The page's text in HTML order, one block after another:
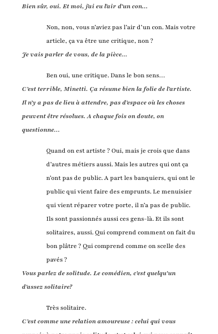
Bien sûr, oui. Et moi, j'ai eu l'air d'un con...
Non, non, vous n’aviez pas l’air d’un con. Mais votre
article, ça va être une critique, non ?
Je vais parler de vous, de la pièce...
Ben oui, une critique. Dans le bon sens…
C’est terrible, Minetti. Ça résume bien la folie de l’artiste.
Il n’y a pas de lieu à attendre, pas d’espace où les choses
peuvent être résolues. A chaque fois on doute, on
questionne…
Quand on est artiste ? Oui, mais je crois que dans
d’autres métiers aussi. Mais les autres qui ont ça
n’ont pas de public. A part les banquiers, qui ont le
public qui vient faire des emprunts. Le menuisier
qui vient réparer votre porte, il n’a pas de public.
Ils sont passionnés aussi ces gens-là. Et ils sont
solitaires, aussi. Qui comprend comment on fait du
bon plâtre ? Qui comprend comme on scelle des
pavés ?
Vous parlez de solitude. Le comédien, c’est quelqu’un
d’assez solitaire?
Très solitaire.
C’est comme une relation amoureuse : celui qui vous